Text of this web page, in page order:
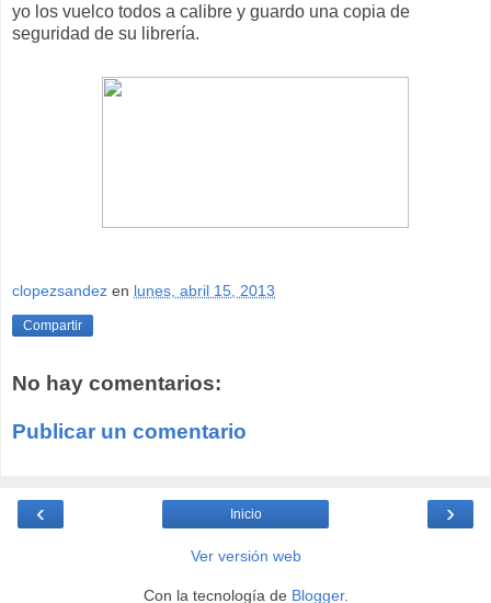
yo los vuelco todos a calibre y guardo una copia de
seguridad de su librería.
clopezsandez en lunes, abril 15, 2013
Compartir
No hay comentarios:
Publicar un comentario
‹ ›
Inicio
Ver versión web
Con la tecnología de Blogger.